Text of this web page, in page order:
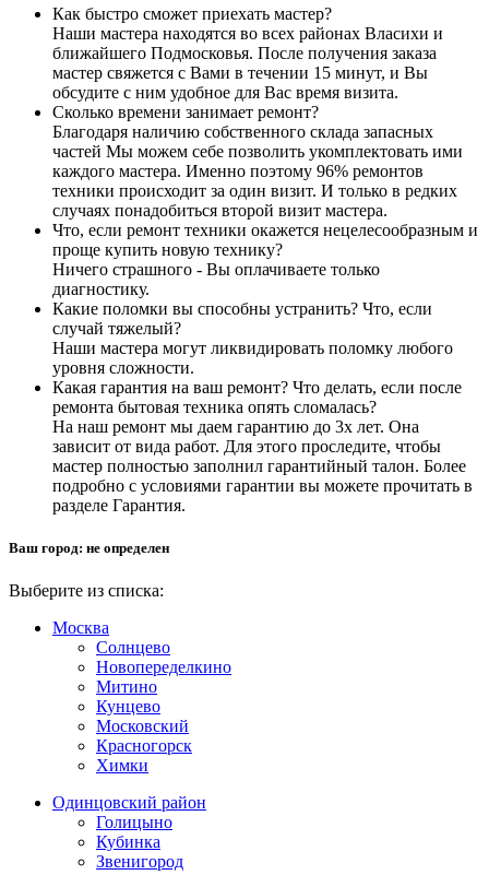
Как быстро сможет приехать мастер?
Наши мастера находятся во всех районах Власихи и
ближайшего Подмосковья. После получения заказа
мастер свяжется с Вами в течении 15 минут, и Вы
обсудите с ним удобное для Вас время визита.
Сколько времени занимает ремонт?
Благодаря наличию собственного склада запасных
частей Мы можем себе позволить укомплектовать ими
каждого мастера. Именно поэтому 96% ремонтов
техники происходит за один визит. И только в редких
случаях понадобиться второй визит мастера.
Что, если ремонт техники окажется нецелесообразным и
проще купить новую технику?
Ничего страшного - Вы оплачиваете только
диагностику.
Какие поломки вы способны устранить? Что, если
случай тяжелый?
Наши мастера могут ликвидировать поломку любого
уровня сложности.
Какая гарантия на ваш ремонт? Что делать, если после
ремонта бытовая техника опять сломалась?
На наш ремонт мы даем гарантию до 3х лет. Она
зависит от вида работ. Для этого проследите, чтобы
мастер полностью заполнил гарантийный талон. Более
подробно с условиями гарантии вы можете прочитать в
разделе Гарантия.
Ваш город: не определен
Выберите из списка:
Москва
Солнцево
Новопеределкино
Митино
Кунцево
Московский
Красногорск
Химки
Одинцовский район
Голицыно
Кубинка
Звенигород